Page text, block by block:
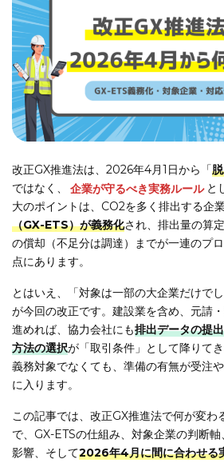
改正GX推進法は、2026年4月1日から「
ではなく、
企業が守るべき実務ルール と
大のポイントは、CO2を多く排出する企
（GX-ETS）が義務化され、排出量の算
の償却（不足分は調達）までが一連のプ
点にあります。
とはいえ、「対象は一部の大企業だけで
が今回の改正です。建設業を含め、元請
進めれば、協力会社にも排出データの提出
方法の選択が「取引条件」として降りて
義務対象でなくても、準備の有無が受注
に入ります。
この記事では、改正GX推進法で何が変わ
で、GX-ETSの仕組み、対象企業の判断
影響、そして2026年4月に間に合わせる